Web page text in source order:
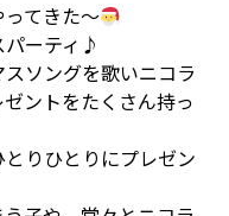
てきた〜
パーティ♪
ソングを歌いニコラ
ントをたくさん持っ
りひとりにプレゼン